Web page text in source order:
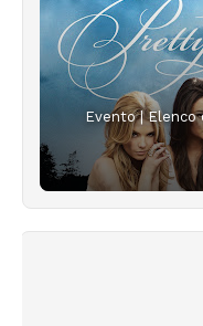
Evento | Elenco